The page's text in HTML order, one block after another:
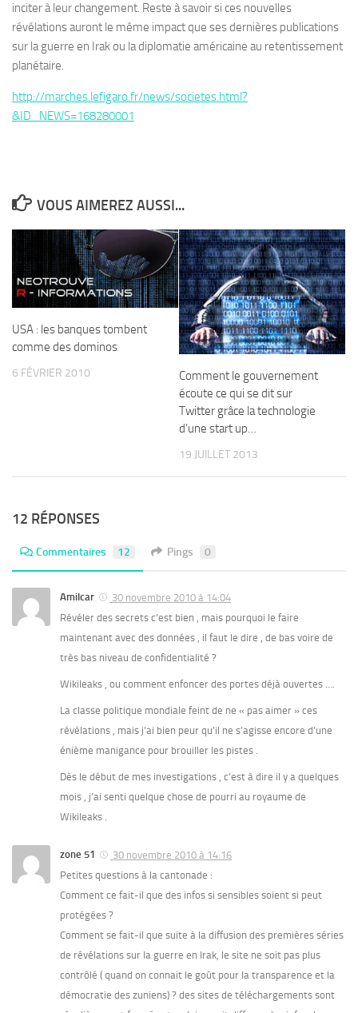
inciter à leur changement. Reste à savoir si ces nouvelles
révélations auront le même impact que ses dernières publications
sur la guerre en Irak ou la diplomatie américaine au retentissement
planétaire.
http://marches.lefigaro.fr/news/societes.html?
&ID_NEWS=168280001
VOUS AIMEREZ AUSSI...
USA : les banques tombent
comme des dominos
6 FÉVRIER 2010
Comment le gouvernement
écoute ce qui se dit sur
Twitter grâce la technologie
d’une start up…
19 JUILLET 2013
12 RÉPONSES
Commentaires 12 Pings 0
Amilcar
30 novembre 2010 à 14:04
Révéler des secrets c’est bien , mais pourquoi le faire
maintenant avec des données , il faut le dire , de bas voire de
très bas niveau de confidentialité ?
Wikileaks , ou comment enfoncer des portes déjà ouvertes ….
La classe politique mondiale feint de ne « pas aimer » ces
révélations , mais j’ai bien peur qu’il ne s’agisse encore d’une
énième manigance pour brouiller les pistes .
Dès le début de mes investigations , c’est à dire il y a quelques
mois , j’ai senti quelque chose de pourri au royaume de
Wikileaks .
zone 51
30 novembre 2010 à 14:16
Petites questions à la cantonade :
Comment ce fait-il que des infos si sensibles soient si peut
protégées ?
Comment se fait-il que suite à la diffusion des premières séries
de révélations sur la guerre en Irak, le site ne soit pas plus
contrôlé ( quand on connait le goût pour la transparence et la
démocratie des zuniens) ? des sites de téléchargements sont